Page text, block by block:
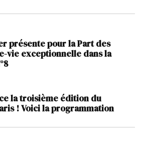
présente pour la Part des
vie exceptionnelle dans la
la troisième édition du
! Voici la programmation